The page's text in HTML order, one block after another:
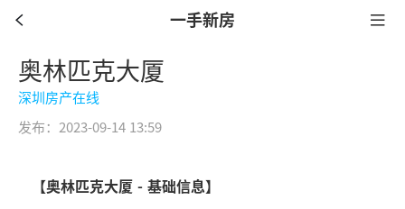
一手新房
奥林匹克大厦
深圳房产在线
发布：2023-09-14 13:59
【奥林匹克大厦 - 基础信息】